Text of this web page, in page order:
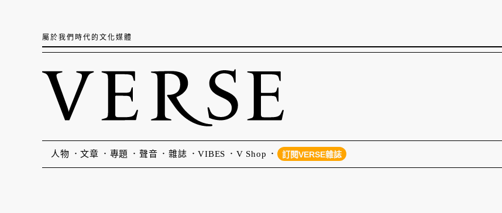
屬於我們時代的文化媒體
人物 文章 專題 聲音 雜誌 VIBES V Shop 訂閱VERSE雜誌